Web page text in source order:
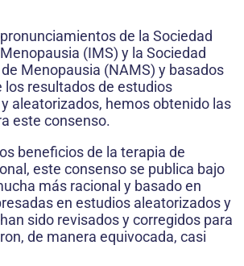
de la Sociedad
(IMS) y la Sociedad
Menopausia (NAMS) y basados
los resultados de estudios
aleatorizados, hemos obtenido las
este consenso.
beneficios de la terapia de
este consenso se publica bajo
más racional y basado en
en estudios aleatorizados y
sido revisados y corregidos para
de manera equivocada, casi